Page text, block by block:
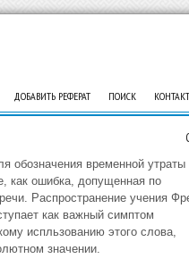
ДОБАВИТЬ РЕФЕРАТ ПОИСК
обозначения временной утраты
как ошибка, допущенная по
Распространение учения
как важный симптом
испльзованию этого слова,
значении.